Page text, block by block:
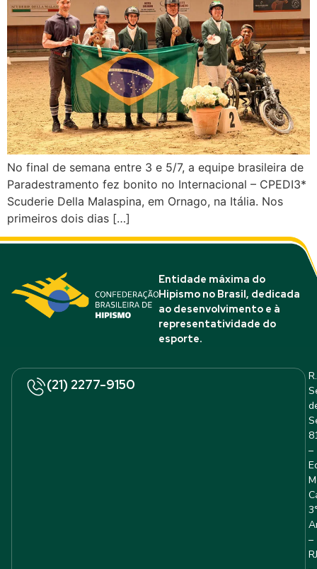
No final de semana entre 3 e 5/7, a equipe brasileira de
Paradestramento fez bonito no Internacional – CPEDI3*
Scuderie Della Malaspina, em Ornago, na Itália. Nos
primeiros dois dias […]
Entidade máxima do
Hipismo no Brasil, dedicada
ao desenvolvimento e à
representatividade do
esporte.
(21) 2277-9150
R.
–
–
RJ